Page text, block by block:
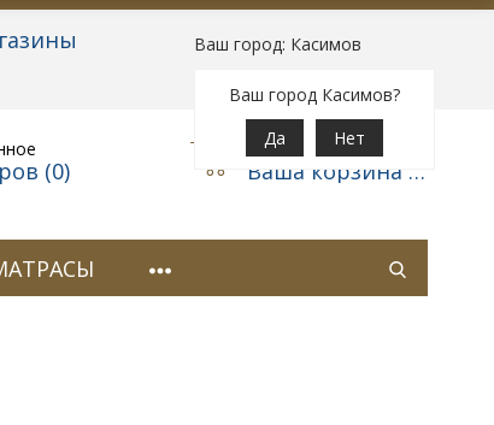
Ваш город: Касимов
Ваш город Касимов?
Да
Нет
Вход |Регистрация
(0)
Корзина
Ваша корзина пуста